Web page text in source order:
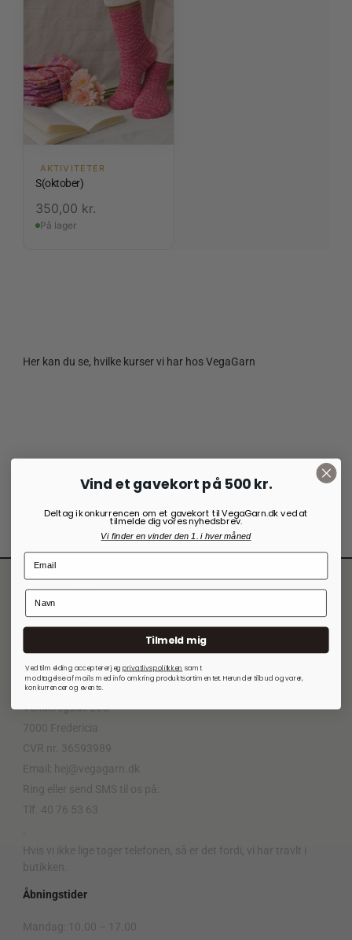
AKTIVITETER
S(oktober)
350,00 kr.
På lager
Her kan du se, hvilke kurser vi har hos VegaGarn
Kontakt VegaGarn
Vores adresse er:
Vendersgade 26C
7000 Fredericia
CVR nr. 36593989
Email: hej@vegagarn.dk
Ring eller send SMS til os på:
Tlf. 40 76 53 63
Hvis vi ikke lige tager telefonen, så er det fordi, vi har travlt i
butikken.
Åbningstider
Mandag: 10.00 – 17.00
Vind et gavekort på 500 kr.
Deltag i konkurrencen om et gavekort til VegaGarn.dk ved at
tilmelde dig vores nyhedsbrev.
Vi finder en vinder den 1. i hver måned
Tilmeld mig
Ved tilmelding accepterer jegprivatlivspolitkken samt
modtagelse af mails med info omkring produktsortimentet. Herunder tilbud og varer,
konkurrencer og events.